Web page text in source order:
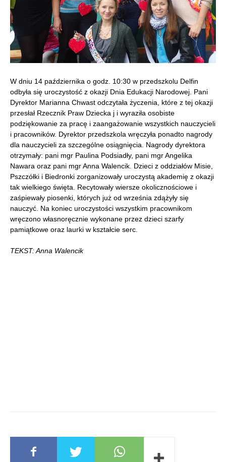
W dniu 14 października o godz. 10:30 w przedszkolu Delfin
odbyła się uroczystość z okazji Dnia Edukacji Narodowej. Pani
Dyrektor Marianna Chwast odczytała życzenia, które z tej okazji
przesłał Rzecznik Praw Dziecka j i wyraziła osobiste
podziękowanie za pracę i zaangażowanie wszystkich nauczycieli
i pracowników. Dyrektor przedszkola wręczyła ponadto nagrody
dla nauczycieli za szczególne osiągnięcia. Nagrody dyrektora
otrzymały: pani mgr Paulina Podsiadły, pani mgr Angelika
Nawara oraz pani mgr Anna Walencik. Dzieci z oddziałów Misie,
Pszczółki i Biedronki zorganizowały uroczystą akademię z okazji
tak wielkiego święta. Recytowały wiersze okolicznościowe i
zaśpiewały piosenki, których już od września zdążyły się
nauczyć. Na koniec uroczystości wszystkim pracownikom
wręczono własnoręcznie wykonane przez dzieci szarfy
pamiątkowe oraz laurki w kształcie serc.
TEKST: Anna Walencik